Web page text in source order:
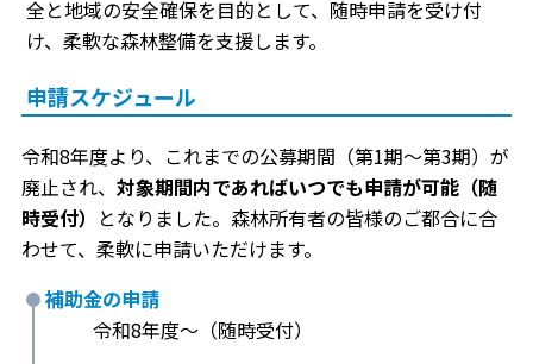
全と地域の安全確保を目的として、随時申請を受け付
け、柔軟な森林整備を支援します。
申請スケジュール
令和8年度より、これまでの公募期間（第1期〜第3期）が
廃止され、 対象期間内であればいつでも申請が可能（随
時受付） となりました。森林所有者の皆様のご都合に合
わせて、柔軟に申請いただけます。
補助金の申請
令和8年度〜（随時受付）